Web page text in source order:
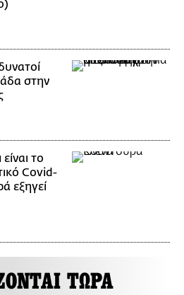
στην
είναι το
Covid-
εξηγεί
ΤΩΡΑ